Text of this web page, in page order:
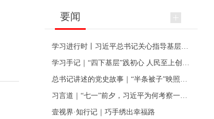
要闻
壹视界·知行记｜巧手绣出幸福路